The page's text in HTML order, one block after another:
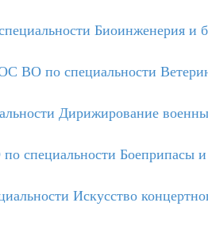
Биоинженерия и
ВО по специальности
Дирижирование
специальности Боеприпасы и
Искусство